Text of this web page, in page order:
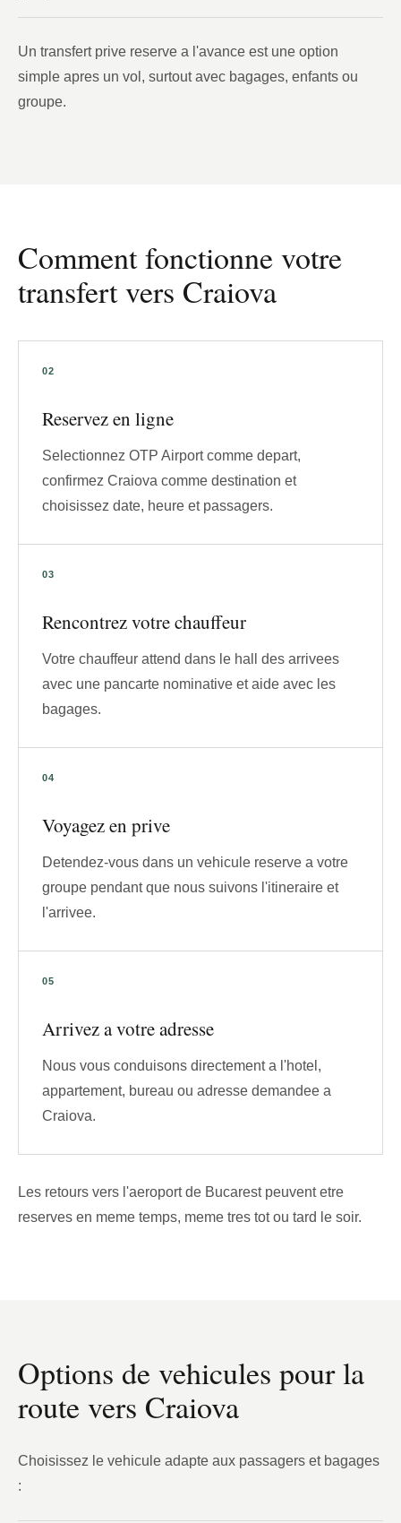
Un transfert prive reserve a l'avance est une option
simple apres un vol, surtout avec bagages, enfants ou
groupe.
Comment fonctionne votre
transfert vers Craiova
Reservez en ligne
Selectionnez OTP Airport comme depart,
confirmez Craiova comme destination et
choisissez date, heure et passagers.
Rencontrez votre chauffeur
Votre chauffeur attend dans le hall des arrivees
avec une pancarte nominative et aide avec les
bagages.
Voyagez en prive
Detendez-vous dans un vehicule reserve a votre
groupe pendant que nous suivons l'itineraire et
l'arrivee.
Arrivez a votre adresse
Nous vous conduisons directement a l'hotel,
appartement, bureau ou adresse demandee a
Craiova.
Les retours vers l'aeroport de Bucarest peuvent etre
reserves en meme temps, meme tres tot ou tard le soir.
Options de vehicules pour la
route vers Craiova
Choisissez le vehicule adapte aux passagers et bagages
: